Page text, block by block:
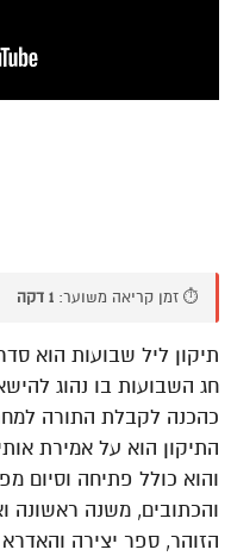
⏱️ זמן קריאה משוער: 1 דקה
תיקון ליל שבועות הוא
חג השבועות בו נהוג
כהכנה לקבלת התורה
התיקון הוא על אמירת
והוא כולל פתיחה וסיום
והכתובים, משנה ראשונה
הזוהר, ספר יצירה